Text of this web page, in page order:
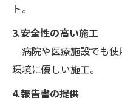
ト。
3.安全性の高い施工
病院や医療施設でも使
環境に優しい施工。
4.報告書の提供